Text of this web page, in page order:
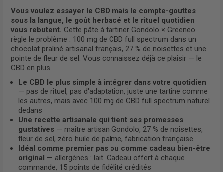
Vous voulez essayer le CBD mais le compte-gouttes
sous la langue, le goût herbacé et le rituel quotidien
vous rebutent. Cette pâte à tartiner Gondolo × Greeneo
règle le problème : 100 mg de CBD full spectrum dans un
chocolat praliné artisanal français, 27 % de noisettes et une
pointe de fleur de sel. Vous connaissez déjà ce plaisir — le
CBD en plus.
Le CBD le plus simple à intégrer dans votre quotidien
— pas de rituel, pas d'adaptation, juste une tartine comme
les autres, mais avec 100 mg de CBD full spectrum naturel
dedans
Une recette artisanale qui tient ses promesses
gustatives— maître artisan Gondolo, 27 % de noisettes,
fleur de sel, zéro huile de palme, fabrication française
Idéal comme premier pas ou comme cadeau bien-être
original — allergènes : lait. Cadeau offert à chaque
commande, 15 points de fidélité crédités